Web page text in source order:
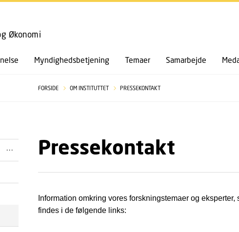
GÅ TIL PRIMÆRT INDHOLD (TRYK
Økonomi
Myndighedsbetjening Temaer Samarbejde
FORSIDE OM INSTITUTTET PRESSEKONTAKT
Pressekontakt
Information omkring vores forskningstemaer og eksperter,
findes i de følgende links: